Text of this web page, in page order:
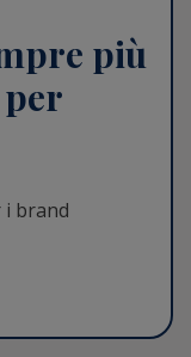
più
i brand